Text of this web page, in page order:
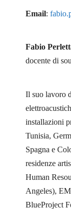
Email:
Fabio
docente di
Il suo lavoro
installazioni
Tunisia,
Spagna e
residenze
Human
Angeles),
BlueProject
admin_isia
0 Courses